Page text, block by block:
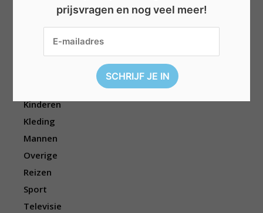
Elektronica
Kinderen
Kleding
Mannen
Overige
Reizen
Sport
Televisie
prijsvragen en nog veel meer!